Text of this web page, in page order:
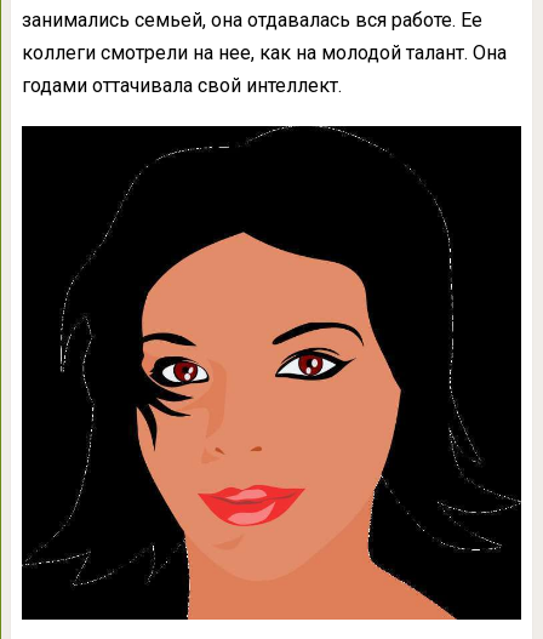
занимались семьей, она отдавалась вся работе. Ее
коллеги смотрели на нее, как на молодой талант. Она
годами оттачивала свой интеллект.